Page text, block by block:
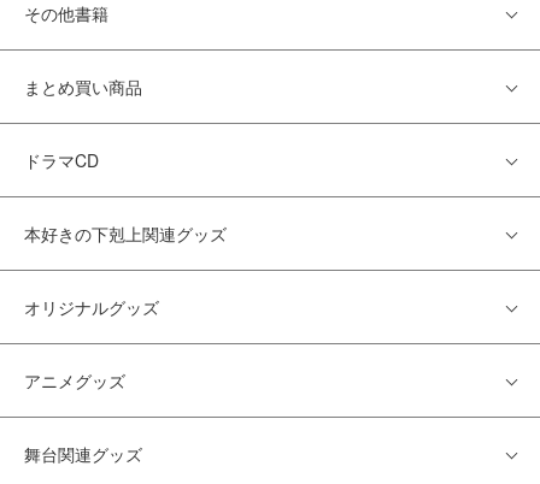
その他書籍
まとめ買い商品
ドラマCD
本好きの下剋上関連グッズ
オリジナルグッズ
アニメグッズ
舞台関連グッズ